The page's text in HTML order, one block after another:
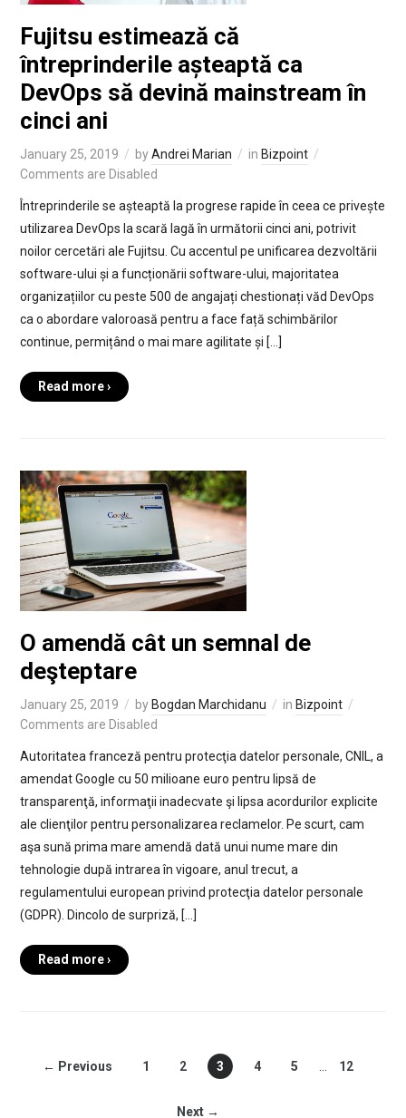
Fujitsu estimează că
întreprinderile așteaptă ca
DevOps să devină mainstream în
cinci ani
January 25, 2019 byAndrei Marian in Bizpoint
Comments are Disabled
Întreprinderile se așteaptă la progrese rapide în ceea ce privește
utilizarea DevOps la scară lagă în următorii cinci ani, potrivit
noilor cercetări ale Fujitsu. Cu accentul pe unificarea dezvoltării
software-ului și a funcționării software-ului, majoritatea
organizațiilor cu peste 500 de angajați chestionați văd DevOps
ca o abordare valoroasă pentru a face față schimbărilor
continue, permițând o mai mare agilitate și […]
Read more ›
O amendă cât un semnal de
deşteptare
January 25, 2019 byBogdan Marchidanu in Bizpoint
Comments are Disabled
Autoritatea franceză pentru protecţia datelor personale, CNIL, a
amendat Google cu 50 milioane euro pentru lipsă de
transparenţă, informaţii inadecvate şi lipsa acordurilor explicite
ale clienţilor pentru personalizarea reclamelor. Pe scurt, cam
aşa sună prima mare amendă dată unui nume mare din
tehnologie după intrarea în vigoare, anul trecut, a
regulamentului european privind protecţia datelor personale
(GDPR). Dincolo de surpriză, […]
Read more ›
← Previous 1 2 3 4 5 12
Next →